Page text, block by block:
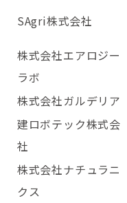
SAgri株式会社
株式会社エアロジー
ラボ
株式会社ガルデリア
建ロボテック株式会
社
株式会社ナチュラニ
クス